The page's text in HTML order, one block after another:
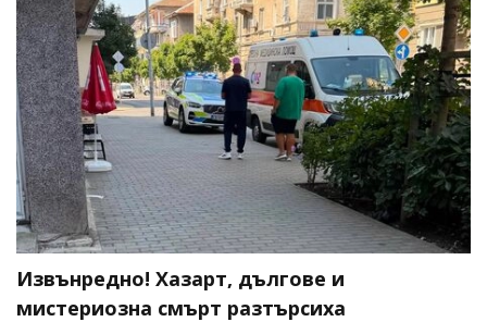
Извънредно! Хазарт, дългове и
мистериозна смърт разтърсиха